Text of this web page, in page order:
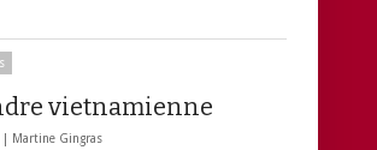
vietnamienne
| Martine Gingras